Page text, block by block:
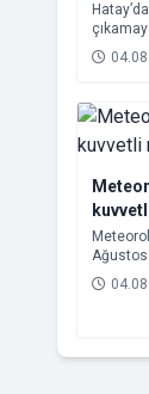
devrildi.
10
yurdun